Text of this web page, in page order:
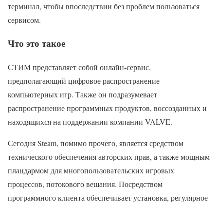
терминал, чтобы впоследствии без проблем пользоваться
сервисом.
Что это такое
СТИМ представляет собой онлайн-сервис,
предполагающий цифровое распространение
компьютерных игр. Также он подразумевает
распространение программных продуктов, воссозданных и
находящихся на поддержании компании VALVE.
Сегодня Steam, помимо прочего, является средством
технического обеспечения авторских прав, а также мощным
плацдармом для многопользовательских игровых
процессов, потокового вещания. Посредством
программного клиента обеспечивает установка, регулярное